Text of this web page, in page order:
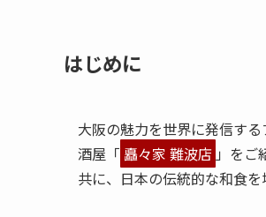
はじめに
大阪の魅力を世界に発信す
酒屋「 矗々家 難波店 」をご
共に、日本の伝統的な和食